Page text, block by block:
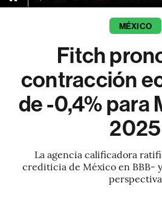
MÉXICO
Fitch
contracción
de -0,4% para
2025
La agencia calificadora
crediticia de México en BBB-
perspectiva